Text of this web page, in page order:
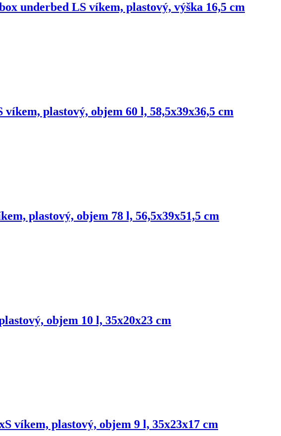
underbed LS víkem, plastový, výška 16,5 cm
víkem, plastový, objem 60 l, 58,5x39x36,5 cm
plastový, objem 78 l, 56,5x39x51,5 cm
objem 10 l, 35x20x23 cm
S víkem, plastový, objem 9 l, 35x23x17 cm